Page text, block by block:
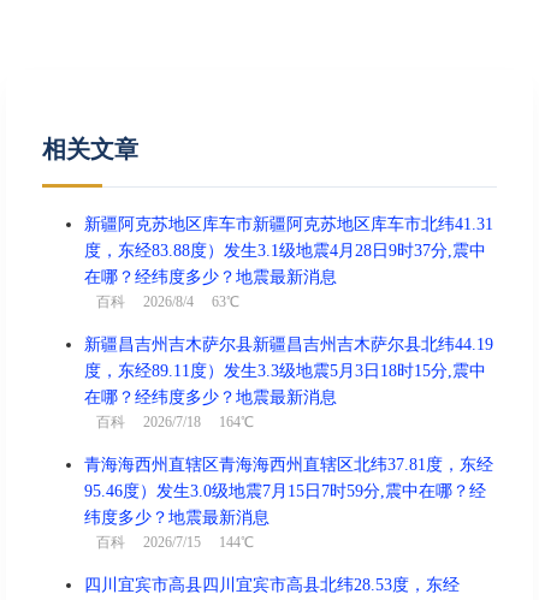
相关文章
新疆阿克苏地区库车市新疆阿克苏地区库车市北纬41.31
度，东经83.88度）发生3.1级地震4月28日9时37分,震中
在哪？经纬度多少？地震最新消息
百科 2026/8/4 63℃
新疆昌吉州吉木萨尔县新疆昌吉州吉木萨尔县北纬44.19
度，东经89.11度）发生3.3级地震5月3日18时15分,震中
在哪？经纬度多少？地震最新消息
百科 2026/7/18 164℃
青海海西州直辖区青海海西州直辖区北纬37.81度，东经
95.46度）发生3.0级地震7月15日7时59分,震中在哪？经
纬度多少？地震最新消息
百科 2026/7/15 144℃
四川宜宾市高县四川宜宾市高县北纬28.53度，东经